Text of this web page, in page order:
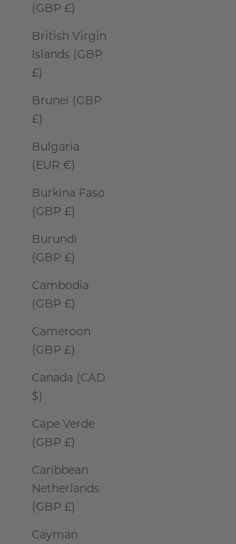
(GBP £)
British Virgin
Islands (GBP
£)
Brunei (GBP
£)
Bulgaria
(EUR €)
Burkina Faso
(GBP £)
Burundi
(GBP £)
Cambodia
(GBP £)
Cameroon
(GBP £)
Canada (CAD
$)
Cape Verde
(GBP £)
Caribbean
Netherlands
(GBP £)
Cayman